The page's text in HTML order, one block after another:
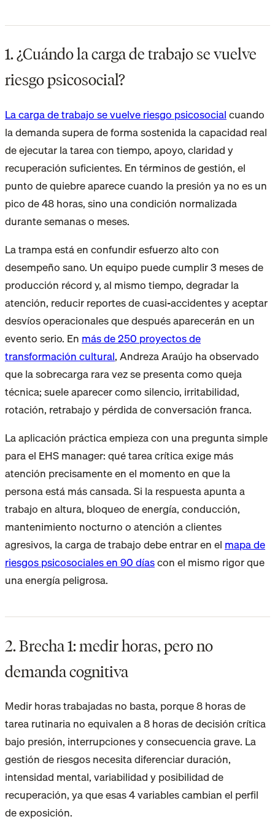
1. ¿Cuándo la carga de trabajo se vuelve
riesgo psicosocial?
La carga de trabajo se vuelve riesgo psicosocialcuando
la demanda supera de forma sostenida la capacidad real
de ejecutar la tarea con tiempo, apoyo, claridad y
recuperación suficientes. En términos de gestión, el
punto de quiebre aparece cuando la presión ya no es un
pico de 48 horas, sino una condición normalizada
durante semanas o meses.
La trampa está en confundir esfuerzo alto con
desempeño sano. Un equipo puede cumplir 3 meses de
producción récord y, al mismo tiempo, degradar la
atención, reducir reportes de cuasi-accidentes y aceptar
desvíos operacionales que después aparecerán en un
evento serio. En más de 250 proyectos de
transformación cultural, Andreza Araújo ha observado
que la sobrecarga rara vez se presenta como queja
técnica; suele aparecer como silencio, irritabilidad,
rotación, retrabajo y pérdida de conversación franca.
La aplicación práctica empieza con una pregunta simple
para el EHS manager: qué tarea crítica exige más
atención precisamente en el momento en que la
persona está más cansada. Si la respuesta apunta a
trabajo en altura, bloqueo de energía, conducción,
mantenimiento nocturno o atención a clientes
agresivos, la carga de trabajo debe entrar en el mapa de
riesgos psicosociales en 90 díascon el mismo rigor que
una energía peligrosa.
2. Brecha 1: medir horas, pero no
demanda cognitiva
Medir horas trabajadas no basta, porque 8 horas de
tarea rutinaria no equivalen a 8 horas de decisión crítica
bajo presión, interrupciones y consecuencia grave. La
gestión de riesgos necesita diferenciar duración,
intensidad mental, variabilidad y posibilidad de
recuperación, ya que esas 4 variables cambian el perfil
de exposición.